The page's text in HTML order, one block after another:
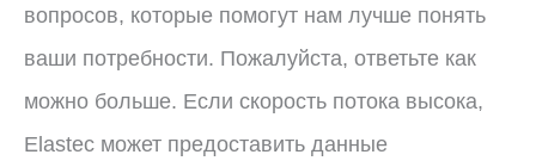
вопросов, которые помогут нам лучше понять
ваши потребности. Пожалуйста, ответьте как
можно больше. Если скорость потока высока,
Elastec может предоставить данные